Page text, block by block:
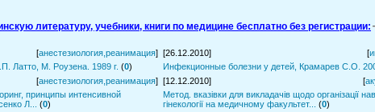
литературу, учебники, книги по медицине бесплатно без регистрации:
[анестезиология,реанимация]
Латто, М. Роузена. 1989 г. (0)
[26.12.2010] [
Инфекционные болезни у детей, Крамарев С.О.
[анестезиология,реанимация]
принципы интенсивной
Л...
(0)
[12.12.2010] [
Метод. вказiвки для викладачів щодо організації
гінекології на медичному факультет...
(0)